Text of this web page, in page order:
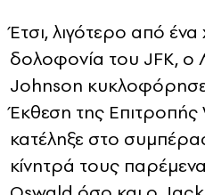
Έτσι, λιγότερο από
δολοφονία του JFK, ο
Johnson κυκλοφόρησε
Έκθεση της Επιτροπής
κατέληξε στο
κίνητρά τους